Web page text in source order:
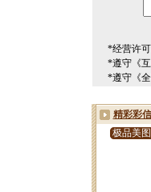
*经营许
*遵守《
*遵守《